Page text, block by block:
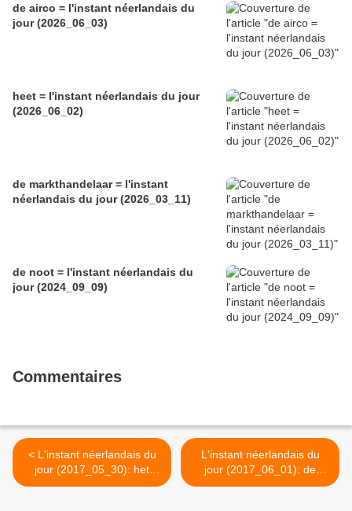
de airco = l'instant néerlandais du
jour (2026_06_03)
heet = l'instant néerlandais du jour
(2026_06_02)
de markthandelaar = l'instant
néerlandais du jour (2026_03_11)
de noot = l'instant néerlandais du
jour (2024_09_09)
Commentaires
< L'instant néerlandais du
jour (2017_05_30): het
onweer
L'instant néerlandais du
jour (2017_06_01): de
bliksem >